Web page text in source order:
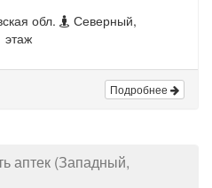
обл.
Северный,
этаж
Подробнее
аптек (Западный,